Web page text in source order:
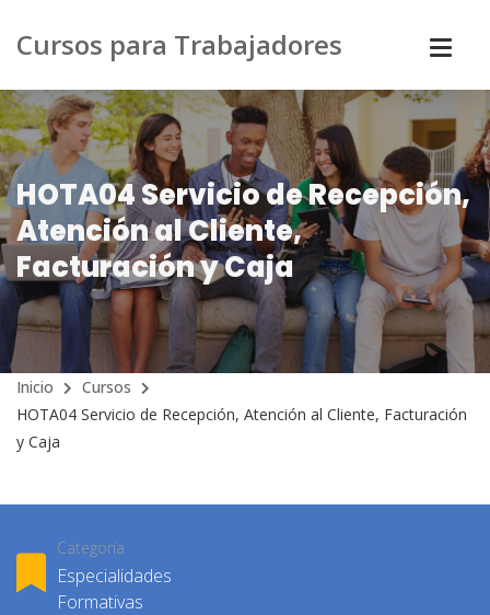
Cursos para Trabajadores
HOTA04 Servicio de Recepción,
Atención al Cliente,
Facturación y Caja
Inicio
Cursos
HOTA04 Servicio de Recepción, Atención al Cliente, Facturación
y Caja
Categoría
Especialidades
Formativas